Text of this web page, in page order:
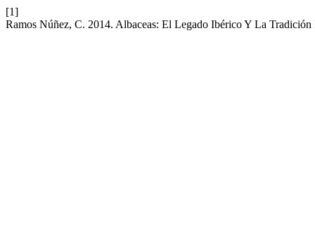
[1]
Ramos Núñez, C. 2014. Albaceas: El Legado Ibérico Y La